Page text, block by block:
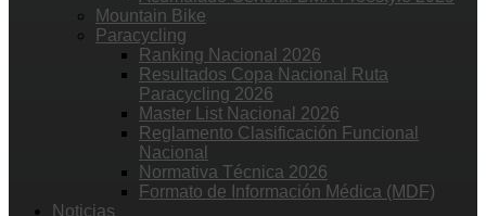
Mountain Bike
Paracycling
Ranking Nacional 2026
Resultados Copa Nacional Ruta
Paracycling 2026
Master List Nacional 2026
Reglamento Clasificación Funcional
Nacional
Normativa Técnica 2026
Formato de Información Médica (MDF)
Noticias